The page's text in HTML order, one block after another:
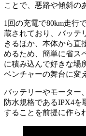
ことで、悪路や傾斜の
1回の充電で80km走行
蔵されており、バッテ
きるほか、本体から直
めるため、簡単に省ス
に積み込んで好きな場
ベンチャーの舞台に変
バッテリーやモーター
防水規格であるIPX4
することを前提に作ら